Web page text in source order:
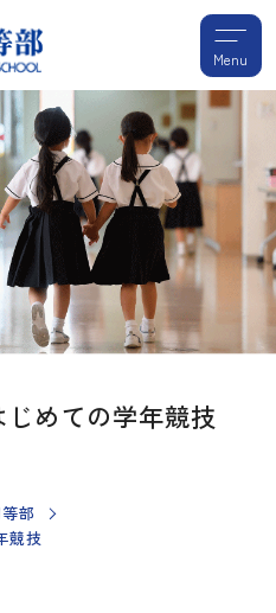
Menu
めての学年競技
部
競技